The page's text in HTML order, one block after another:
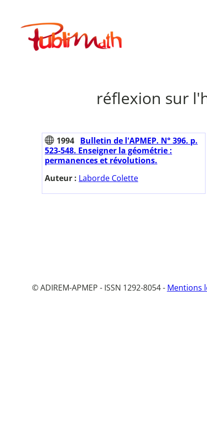
contenuPublimath
réflexion sur
1994 Bulletin de l'APMEP. N° 396. p.
523-548. Enseigner la géométrie :
permanences et révolutions.
Auteur : Laborde Colette
© ADIREM-APMEP - ISSN 1292-8054 - Mentions